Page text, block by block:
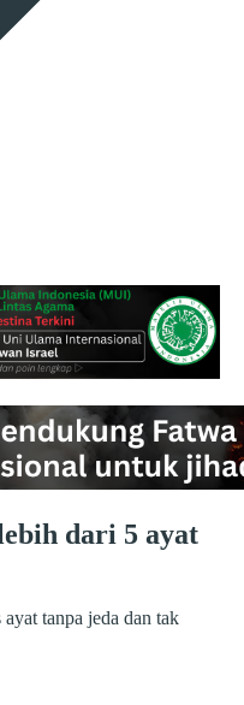
dari 5 ayat
tanpa jeda dan tak